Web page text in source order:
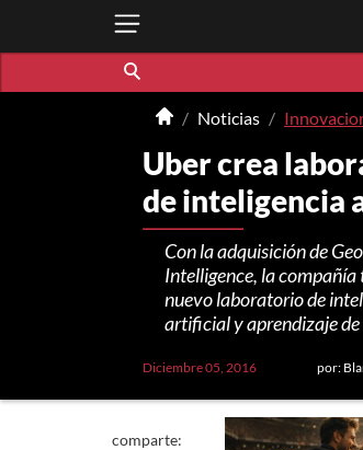
Noticias
Uber crea
de inteligencia
Con la adquisición de
Intelligence, la compañía
nuevo laboratorio de
artificial y aprendizaje
Diciembre 05, 2016 por:
comparte: